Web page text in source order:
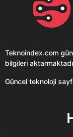
Teknoindex.com
bilgileri
Güncel teknoloji